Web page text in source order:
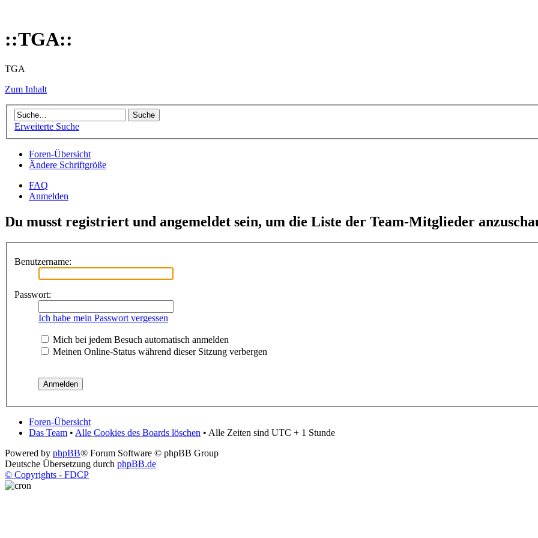
::TGA::
TGA
Zum Inhalt
Erweiterte Suche
Foren-Übersicht
Ändere Schriftgröße
FAQ
Anmelden
Du musst registriert und angemeldet sein, um die Liste der Team-Mitglieder
Benutzername:
Passwort:
Ich habe mein Passwort vergessen
Mich bei jedem Besuch automatisch anmelden
Meinen Online-Status während dieser Sitzung verbergen
Foren-Übersicht
Das Team • Alle Cookies des Boards löschen • Alle Zeiten sind UTC + 1 Stunde
Powered by phpBB® Forum Software © phpBB Group
Deutsche Übersetzung durch phpBB.de
© Copyrights - FDCP